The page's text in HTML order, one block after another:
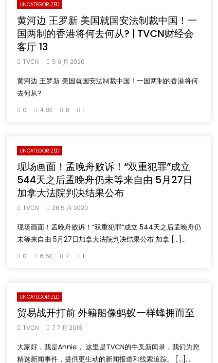
UNCATEGORIZED
黄河边 王罗新 美国就国安法制裁中国！一
国两制的香港将何去何从? | TVCN财经会
客厅 13
TVCN 5 6 月 2020
黄河边 王罗新 美国就国安法制裁中国！一国两制的香港将何
去何从?
0 4.8K 8 1
UNCATEGORIZED
现场画面！孟晚舟败诉！“双重犯罪”成立
544天之后孟晚舟仍未等来自由 5月27日
加拿大法院判决结果公布
TVCN 28 5 月 2020
现场画面！孟晚舟败诉！“双重犯罪”成立 544天之后孟晚舟仍
未等来自由 5月27日加拿大法院判决结果公布 加拿 […]...
0 6.6K 7 1
UNCATEGORIZED
贸易战开打前 外籍船像蚂蚁一样蜂拥而至
TVCN 7 7 月 2018
大家好，我是Annie， 这里是TVCN的牛叉新闻录，我们为您
精选新闻事件，提供更生动的新闻报道和线索追踪。 […]...